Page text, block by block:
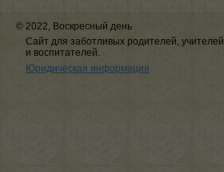
© 2022, Воскресный день
Сайт для заботливых родителей, учителей
и воспитателей.
Юридическая информация